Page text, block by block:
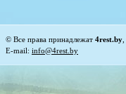
© Все права принадлежат 4rest.by
E-mail: info@4rest.by